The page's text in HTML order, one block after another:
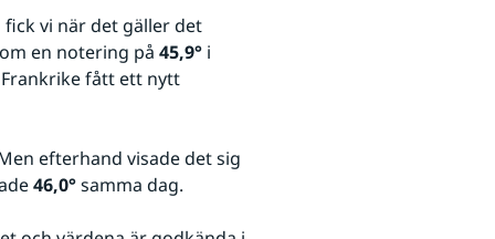
vi när det gäller det
en notering på 45,9° i
fått ett nytt
efterhand visade det sig
46,0° samma dag.